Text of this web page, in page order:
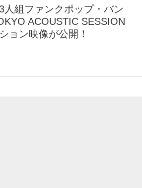
人組ファンクポップ・バン
ACOUSTIC SESSION
ョン映像が公開！